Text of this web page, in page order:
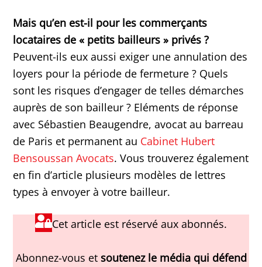
Mais qu’en est-il pour les commerçants
locataires de « petits bailleurs » privés ?
Peuvent-ils eux aussi exiger une annulation des
loyers pour la période de fermeture ? Quels
sont les risques d’engager de telles démarches
auprès de son bailleur ? Eléments de réponse
avec Sébastien Beaugendre, avocat au barreau
de Paris et permanent au Cabinet Hubert
Bensoussan Avocats. Vous trouverez également
en fin d’article plusieurs modèles de lettres
types à envoyer à votre bailleur.
Cet article est réservé aux abonnés.
Abonnez-vous et soutenez le média qui défend